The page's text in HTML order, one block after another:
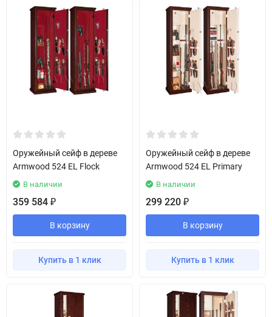
Оружейный сейф в дереве
Armwood 524 EL Flock
В наличии
359 584 ₽
В корзину
Купить в 1 клик
Оружейный сейф в дереве
Armwood 524 EL Primary
В наличии
299 220 ₽
В корзину
Купить в 1 клик